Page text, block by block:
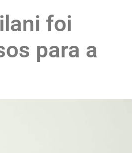
foi
para a